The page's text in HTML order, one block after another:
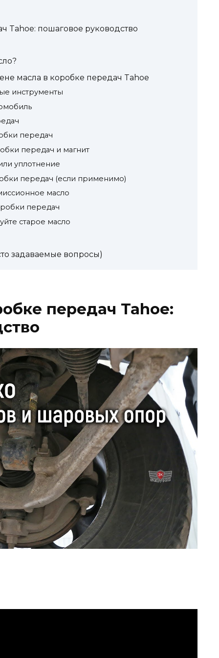
Tahoe: пошаговое руководство
масла в коробке передач Tahoe
инструменты
передач
передач и магнит
уплотнение
передач (если применимо)
масло
передач
старое масло
задаваемые вопросы)
передач Tahoe: